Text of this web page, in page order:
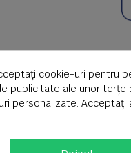
cookie-uri pentru
publicitate ale unor
personalizate.